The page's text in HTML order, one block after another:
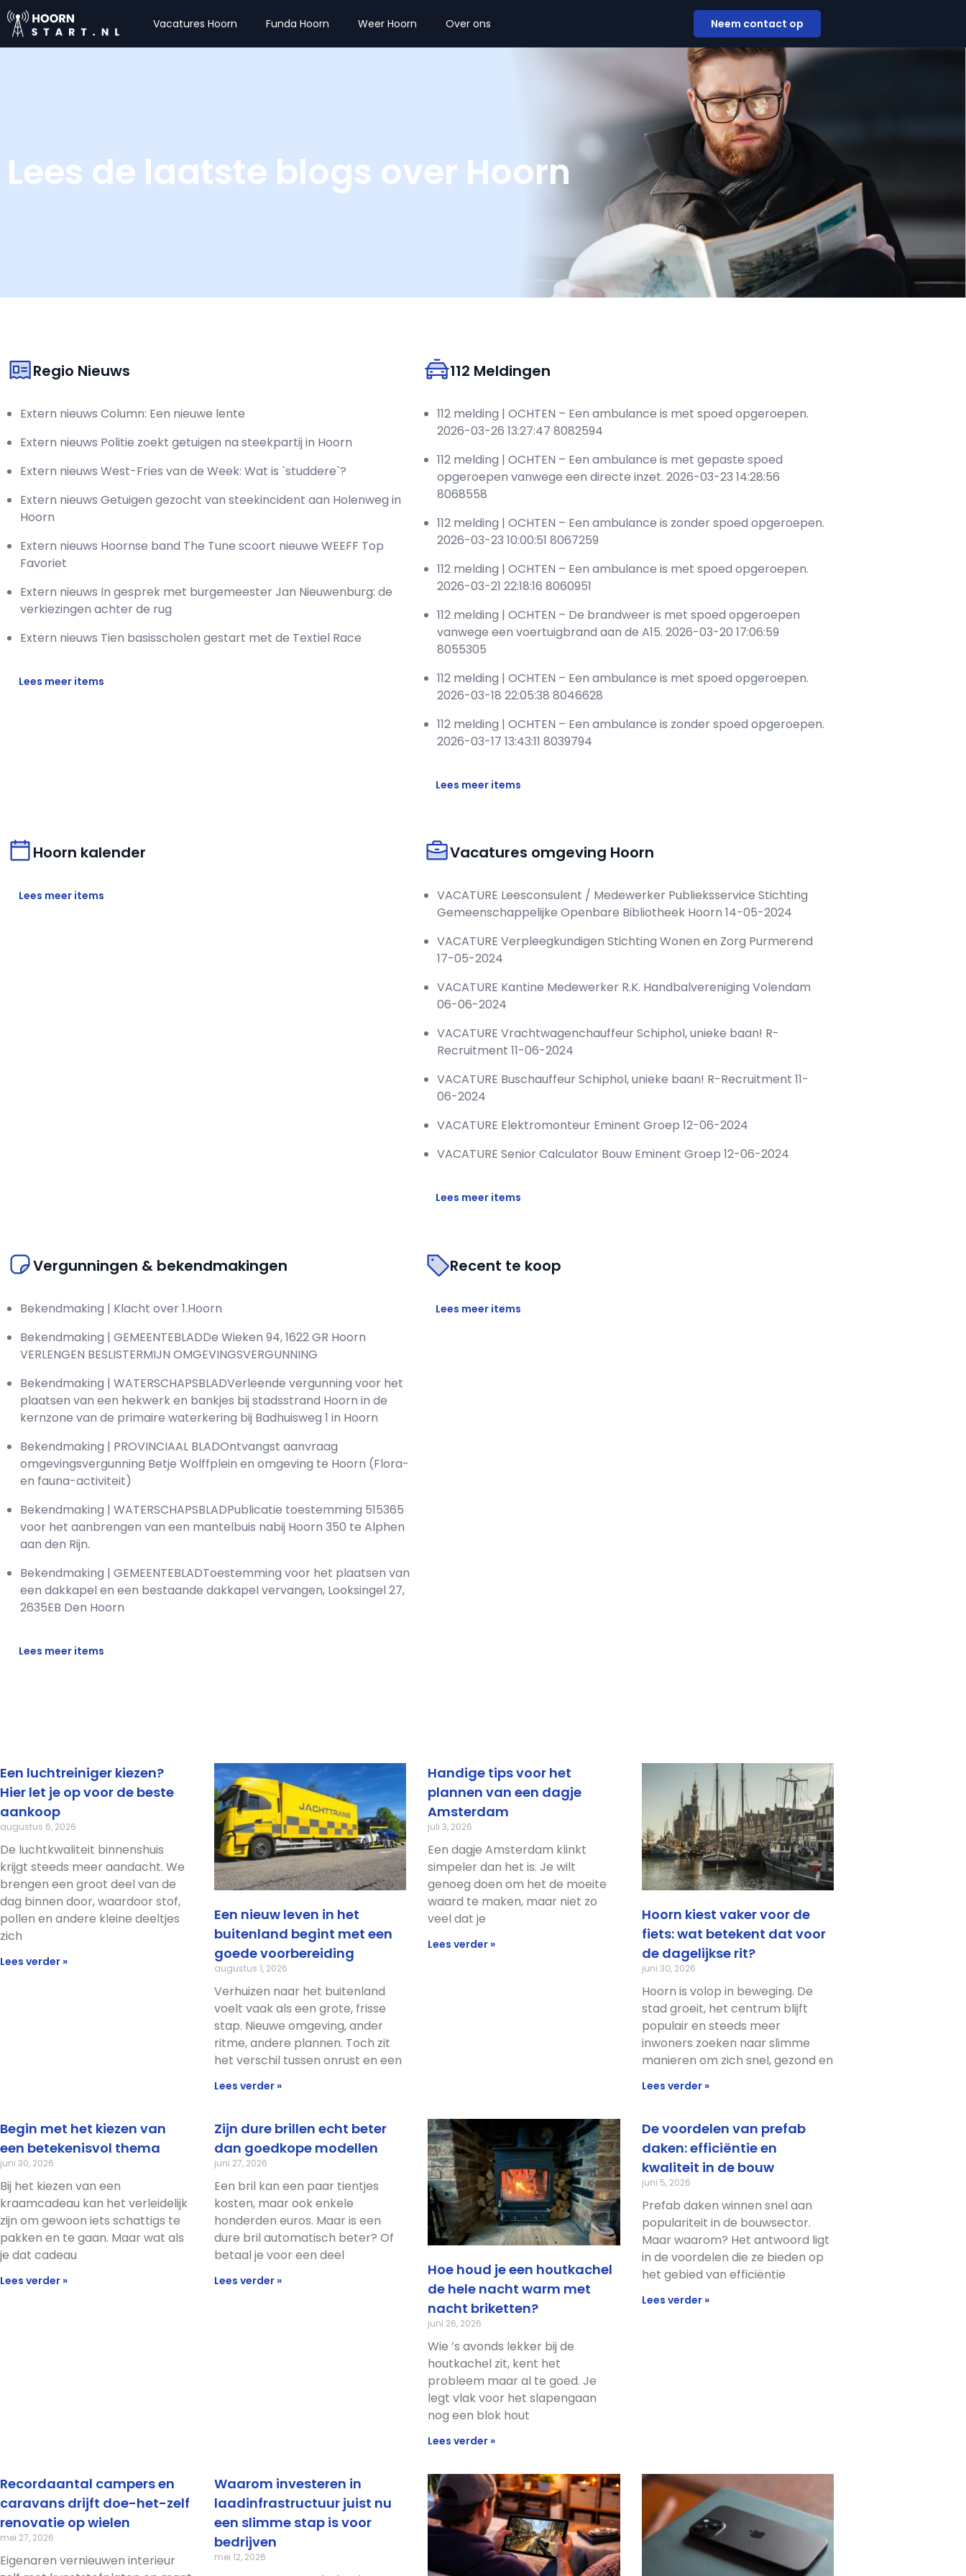
Vacatures Hoorn Funda Hoorn Weer Hoorn Over ons Neem contact op
Lees de laatste blogs over Hoorn
Regio Nieuws
Extern nieuws Column: Een nieuwe lente
Extern nieuws Politie zoekt getuigen na steekpartij in Hoorn
Extern nieuws West-Fries van de Week: Wat is `studdere`?
Extern nieuws Getuigen gezocht van steekincident aan Holenweg in
Hoorn
Extern nieuws Hoornse band The Tune scoort nieuwe WEEFF Top
Favoriet
Extern nieuws In gesprek met burgemeester Jan Nieuwenburg: de
verkiezingen achter de rug
Extern nieuws Tien basisscholen gestart met de Textiel Race
Lees meer items
112 Meldingen
112 melding | OCHTEN – Een ambulance is met spoed opgeroepen.
2026-03-26 13:27:47 8082594
112 melding | OCHTEN – Een ambulance is met gepaste spoed
opgeroepen vanwege een directe inzet. 2026-03-23 14:28:56
8068558
112 melding | OCHTEN – Een ambulance is zonder spoed opgeroepen.
2026-03-23 10:00:51 8067259
112 melding | OCHTEN – Een ambulance is met spoed opgeroepen.
2026-03-21 22:18:16 8060951
112 melding | OCHTEN – De brandweer is met spoed opgeroepen
vanwege een voertuigbrand aan de A15. 2026-03-20 17:06:59
8055305
112 melding | OCHTEN – Een ambulance is met spoed opgeroepen.
2026-03-18 22:05:38 8046628
112 melding | OCHTEN – Een ambulance is zonder spoed opgeroepen.
2026-03-17 13:43:11 8039794
Lees meer items
Hoorn kalender
Lees meer items
Vacatures omgeving Hoorn
VACATURE Leesconsulent / Medewerker Publieksservice Stichting
Gemeenschappelijke Openbare Bibliotheek Hoorn 14-05-2024
VACATURE Verpleegkundigen Stichting Wonen en Zorg Purmerend
17-05-2024
VACATURE Kantine Medewerker R.K. Handbalvereniging Volendam
06-06-2024
VACATURE Vrachtwagenchauffeur Schiphol, unieke baan! R-
Recruitment 11-06-2024
VACATURE Buschauffeur Schiphol, unieke baan! R-Recruitment 11-
06-2024
VACATURE Elektromonteur Eminent Groep 12-06-2024
VACATURE Senior Calculator Bouw Eminent Groep 12-06-2024
Lees meer items
Vergunningen & bekendmakingen
Bekendmaking | Klacht over 1.Hoorn
Bekendmaking | GEMEENTEBLADDe Wieken 94, 1622 GR Hoorn
VERLENGEN BESLISTERMIJN OMGEVINGSVERGUNNING
Bekendmaking | WATERSCHAPSBLADVerleende vergunning voor het
plaatsen van een hekwerk en bankjes bij stadsstrand Hoorn in de
kernzone van de primaire waterkering bij Badhuisweg 1 in Hoorn
Bekendmaking | PROVINCIAAL BLADOntvangst aanvraag
omgevingsvergunning Betje Wolffplein en omgeving te Hoorn (Flora-
en fauna-activiteit)
Bekendmaking | WATERSCHAPSBLADPublicatie toestemming 515365
voor het aanbrengen van een mantelbuis nabij Hoorn 350 te Alphen
aan den Rijn.
Bekendmaking | GEMEENTEBLADToestemming voor het plaatsen van
een dakkapel en een bestaande dakkapel vervangen, Looksingel 27,
2635EB Den Hoorn
Lees meer items
Recent te koop
Lees meer items
Een luchtreiniger kiezen?
Hier let je op voor de beste
aankoop
augustus 6, 2026
De luchtkwaliteit binnenshuis
krijgt steeds meer aandacht. We
brengen een groot deel van de
dag binnen door, waardoor stof,
pollen en andere kleine deeltjes
zich
Lees verder »
Een nieuw leven in het
buitenland begint met een
goede voorbereiding
augustus 1, 2026
Verhuizen naar het buitenland
voelt vaak als een grote, frisse
stap. Nieuwe omgeving, ander
ritme, andere plannen. Toch zit
het verschil tussen onrust en een
Lees verder »
Handige tips voor het
plannen van een dagje
Amsterdam
juli 3, 2026
Een dagje Amsterdam klinkt
simpeler dan het is. Je wilt
genoeg doen om het de moeite
waard te maken, maar niet zo
veel dat je
Lees verder »
Hoorn kiest vaker voor de
fiets: wat betekent dat voor
de dagelijkse rit?
juni 30, 2026
Hoorn is volop in beweging. De
stad groeit, het centrum blijft
populair en steeds meer
inwoners zoeken naar slimme
manieren om zich snel, gezond en
Lees verder »
Begin met het kiezen van
een betekenisvol thema
juni 30, 2026
Bij het kiezen van een
kraamcadeau kan het verleidelijk
zijn om gewoon iets schattigs te
pakken en te gaan. Maar wat als
je dat cadeau
Lees verder »
Zijn dure brillen echt beter
dan goedkope modellen
juni 27, 2026
Een bril kan een paar tientjes
kosten, maar ook enkele
honderden euros. Maar is een
dure bril automatisch beter? Of
betaal je voor een deel
Lees verder »
Hoe houd je een houtkachel
de hele nacht warm met
nacht briketten?
juni 26, 2026
Wie ’s avonds lekker bij de
houtkachel zit, kent het
probleem maar al te goed. Je
legt vlak voor het slapengaan
nog een blok hout
Lees verder »
De voordelen van prefab
daken: efficiëntie en
kwaliteit in de bouw
juni 5, 2026
Prefab daken winnen snel aan
populariteit in de bouwsector.
Maar waarom? Het antwoord ligt
in de voordelen die ze bieden op
het gebied van efficiëntie
Lees verder »
Recordaantal campers en
caravans drijft doe-het-zelf
renovatie op wielen
mei 27, 2026
Eigenaren vernieuwen interieur
Waarom investeren in
laadinfrastructuur juist nu
een slimme stap is voor
bedrijven
mei 12, 2026